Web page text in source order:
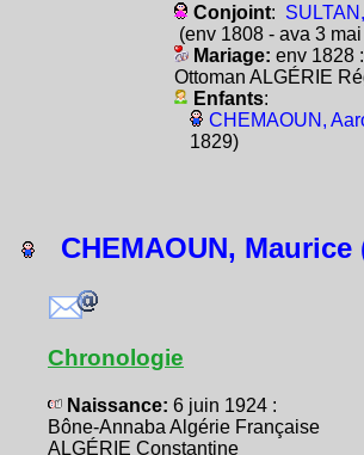
Conjoint:
(env 1808 - ava 3
Mariage: env 1828
Ottoman ALGÉRIE
Enfants:
CHEMAOUN,
1829)
CHEMAOUN, Maurice
Chronologie
Naissance: 6 juin 1924 :
Bône-Annaba Algérie Française
ALGÉRIE Constantine